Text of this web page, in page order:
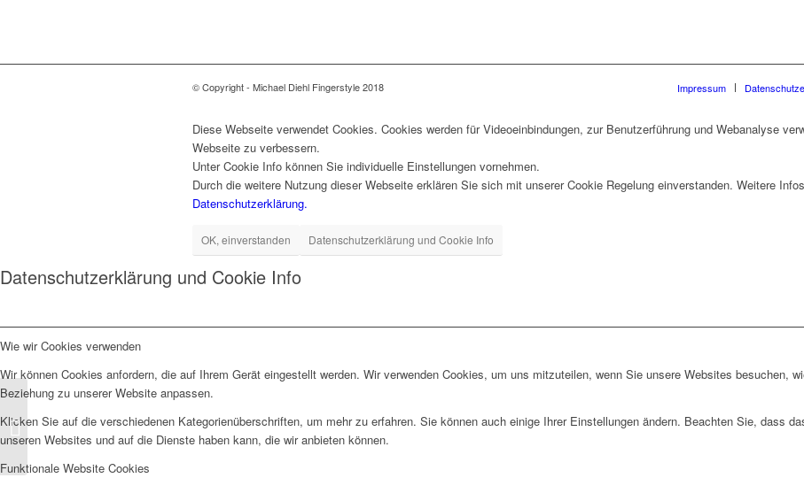
© Copyright - Michael Diehl Fingerstyle 2018 Impressum
Rafferty am 21.03.2014
in Wetzlar
Diese Webseite verwendet Cookies. Cookies werden für Videoeinbindungen, zur Benutzerführung und Webanalyse
Webseite zu verbessern.
Unter Cookie Info können Sie individuelle Einstellungen vornehmen.
Durch die weitere Nutzung dieser Webseite erklären Sie sich mit unserer Cookie Regelung einverstanden. Weitere
Datenschutzerklärung.
OK, einverstanden Datenschutzerklärung und Cookie Info
Datenschutzerklärung und Cookie Info
Wie wir Cookies verwenden
Wir können Cookies anfordern, die auf Ihrem Gerät eingestellt werden. Wir verwenden Cookies, um uns mitzuteilen, wenn Sie unsere Websites besuchen,
Beziehung zu unserer Website anpassen.
Klicken Sie auf die verschiedenen Kategorienüberschriften, um mehr zu erfahren. Sie können auch einige Ihrer Einstellungen ändern. Beachten Sie, dass
unseren Websites und auf die Dienste haben kann, die wir anbieten können.
Funktionale Website Cookies